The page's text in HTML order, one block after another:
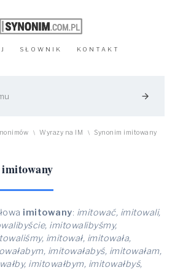
SŁOWNIK KONTAKT
arrow_forward
\ Wyrazy na IM \ Synonim imitowany
imitowany
imitowany: imitować, imitowali,
imitowalibyśmy,
imitował, imitowała,
imitowałabyś, imitowałam,
imitowałbym, imitowałbyś,